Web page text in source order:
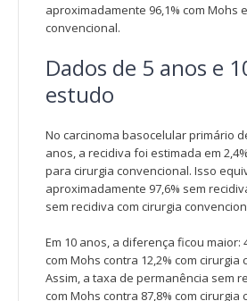
aproximadamente 96,1% com Mohs
convencional.
Dados de 5 anos e
estudo
No carcinoma basocelular primário
anos, a recidiva foi estimada em
para cirurgia convencional. Isso
aproximadamente 97,6% sem
sem recidiva com cirurgia
Em 10 anos, a diferença ficou maior:
com Mohs contra 12,2% com cirurgia
Assim, a taxa de permanência sem
com Mohs contra 87,8% com cirurgia